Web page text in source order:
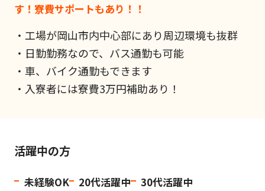
す！寮費サポートもあり！！
・工場が岡山市内中心部にあり周辺環境も抜群
・日勤勤務なので、バス通勤も可能
・車、バイク通勤もできます
・入寮者には寮費3万円補助あり！
活躍中の方
未経験OK 20代活躍中
30代活躍中